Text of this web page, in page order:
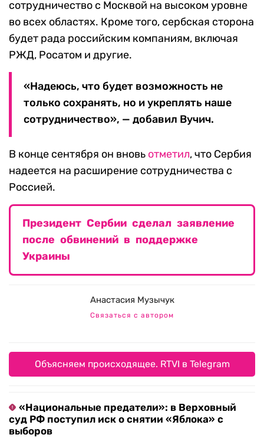
сотрудничество с Москвой на высоком уровне
во всех областях. Кроме того, сербская сторона
будет рада российским компаниям, включая
РЖД, Росатом и другие.
«Надеюсь, что будет возможность не
только сохранять, но и укреплять наше
сотрудничество», — добавил Вучич.
В конце сентября он вновь отметил, что Сербия
надеется на расширение сотрудничества с
Россией.
Президент Сербии сделал заявление
после обвинений в поддержке
Украины
Анастасия Музычук
Связаться с автором
Объясняем происходящее. RTVI в Telegram
«Национальные предатели»: в Верховный
суд РФ поступил иск о снятии «Яблока» с
выборов